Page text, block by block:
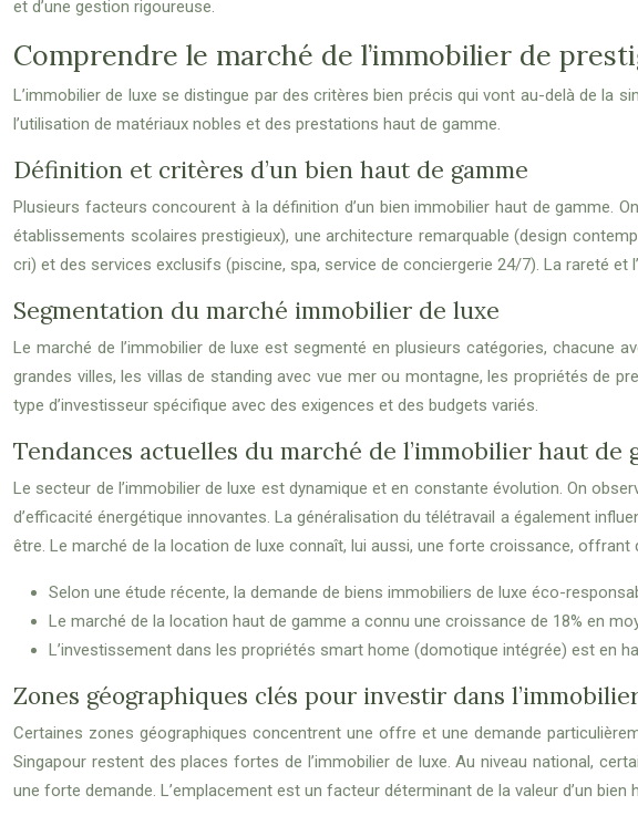
et d’une gestion rigoureuse.
Comprendre le marché de l’immobilier de
L’immobilier de luxe se distingue par des critères bien précis qui vont au-delà de la
l’utilisation de matériaux nobles et des prestations haut de gamme.
Définition et critères d’un bien haut de gamme
Plusieurs facteurs concourent à la définition d’un bien immobilier haut de gamme.
établissements scolaires prestigieux), une architecture remarquable (design
cri) et des services exclusifs (piscine, spa, service de conciergerie 24/7). La rareté
Segmentation du marché immobilier de luxe
Le marché de l’immobilier de luxe est segmenté en plusieurs catégories, chacune
grandes villes, les villas de standing avec vue mer ou montagne, les propriétés de
type d’investisseur spécifique avec des exigences et des budgets variés.
Tendances actuelles du marché de l’immobilier haut de
Le secteur de l’immobilier de luxe est dynamique et en constante évolution. On
d’efficacité énergétique innovantes. La généralisation du télétravail a également
être. Le marché de la location de luxe connaît, lui aussi, une forte croissance, offrant
Selon une étude récente, la demande de biens immobiliers de luxe éco-
Le marché de la location haut de gamme a connu une croissance de 18% en
L’investissement dans les propriétés smart home (domotique intégrée) est en
Zones géographiques clés pour investir dans
Certaines zones géographiques concentrent une offre et une demande
Singapour restent des places fortes de l’immobilier de luxe. Au niveau national,
une forte demande. L’emplacement est un facteur déterminant de la valeur d’un bien